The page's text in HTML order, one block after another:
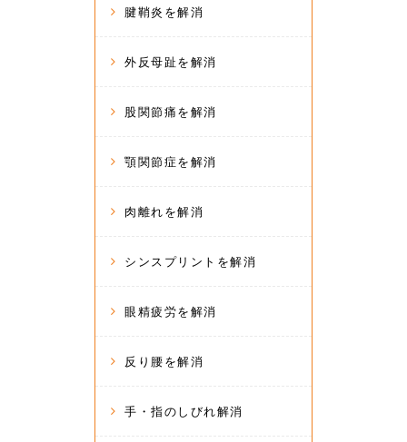
腱鞘炎を解消
外反母趾を解消
股関節痛を解消
顎関節症を解消
肉離れを解消
シンスプリントを解消
眼精疲労を解消
反り腰を解消
手・指のしびれ解消